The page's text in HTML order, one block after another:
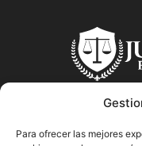
Para ofrecer las mejores